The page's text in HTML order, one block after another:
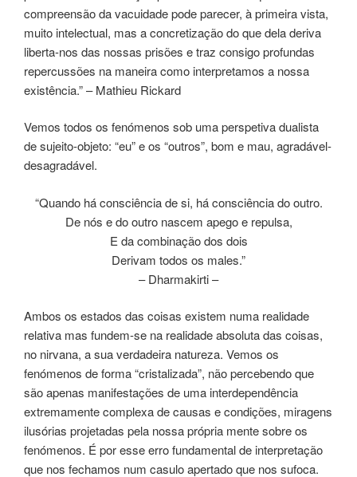
compreensão da vacuidade pode parecer, à primeira vista,
muito intelectual, mas a concretização do que dela deriva
liberta-nos das nossas prisões e traz consigo profundas
repercussões na maneira como interpretamos a nossa
existência.” – Mathieu Rickard
Vemos todos os fenómenos sob uma perspetiva dualista
de sujeito-objeto: “eu” e os “outros”, bom e mau, agradável-
desagradável.
“Quando há consciência de si, há consciência do outro.
De nós e do outro nascem apego e repulsa,
E da combinação dos dois
Derivam todos os males.”
– Dharmakirti –
Ambos os estados das coisas existem numa realidade
relativa mas fundem-se na realidade absoluta das coisas,
no nirvana, a sua verdadeira natureza. Vemos os
fenómenos de forma “cristalizada”, não percebendo que
são apenas manifestações de uma interdependência
extremamente complexa de causas e condições, miragens
ilusórias projetadas pela nossa própria mente sobre os
fenómenos. É por esse erro fundamental de interpretação
que nos fechamos num casulo apertado que nos sufoca.